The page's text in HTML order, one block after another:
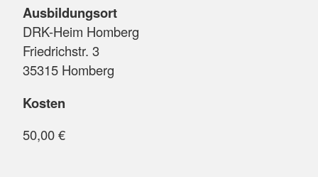
Ausbildungsort
DRK-Heim Homberg
Friedrichstr. 3
35315 Homberg
Kosten
50,00 €